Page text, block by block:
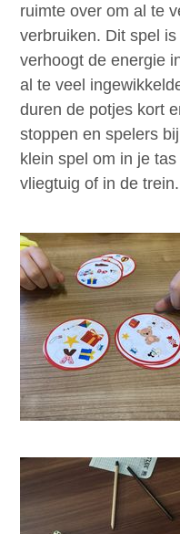
ruimte over om al te
verbruiken. Dit spel
verhoogt de energie
al te veel
duren de potjes kort
stoppen en spelers
klein spel om in je
vliegtuig of in de trein.